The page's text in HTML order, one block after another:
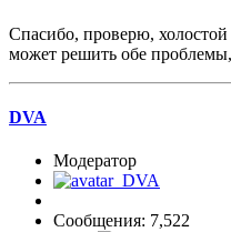
Спасибо, проверю, холостой
может решить обе
DVA
Модератор
Сообщения: 7,522